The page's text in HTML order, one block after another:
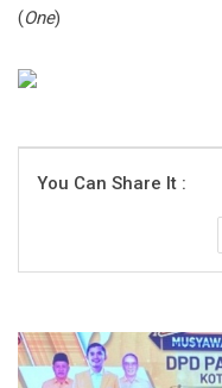
(One)
You Can Share It :